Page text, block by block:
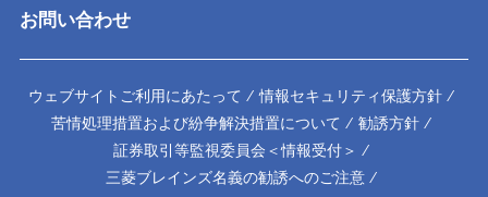
お問い合わせ
ウェブサイトご利用にあたって ⁄情報セキュリティ保護方針 ⁄
苦情処理措置および紛争解決措置について ⁄ 勧誘方針 ⁄
証券取引等監視委員会＜情報受付＞ ⁄
三菱ブレインズ名義の勧誘へのご注意 ⁄